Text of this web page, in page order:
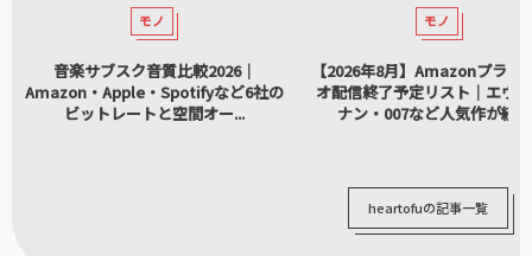
モノ
音楽サブスク音質比較2026｜
Amazon・Apple・Spotifyなど6社の
ビットレートと空間オー...
モノ
【2026年8月】Amazonプライ
オ配信終了予定リスト｜エヴ
ナン・007など人気作が続
heartofuの記事一覧